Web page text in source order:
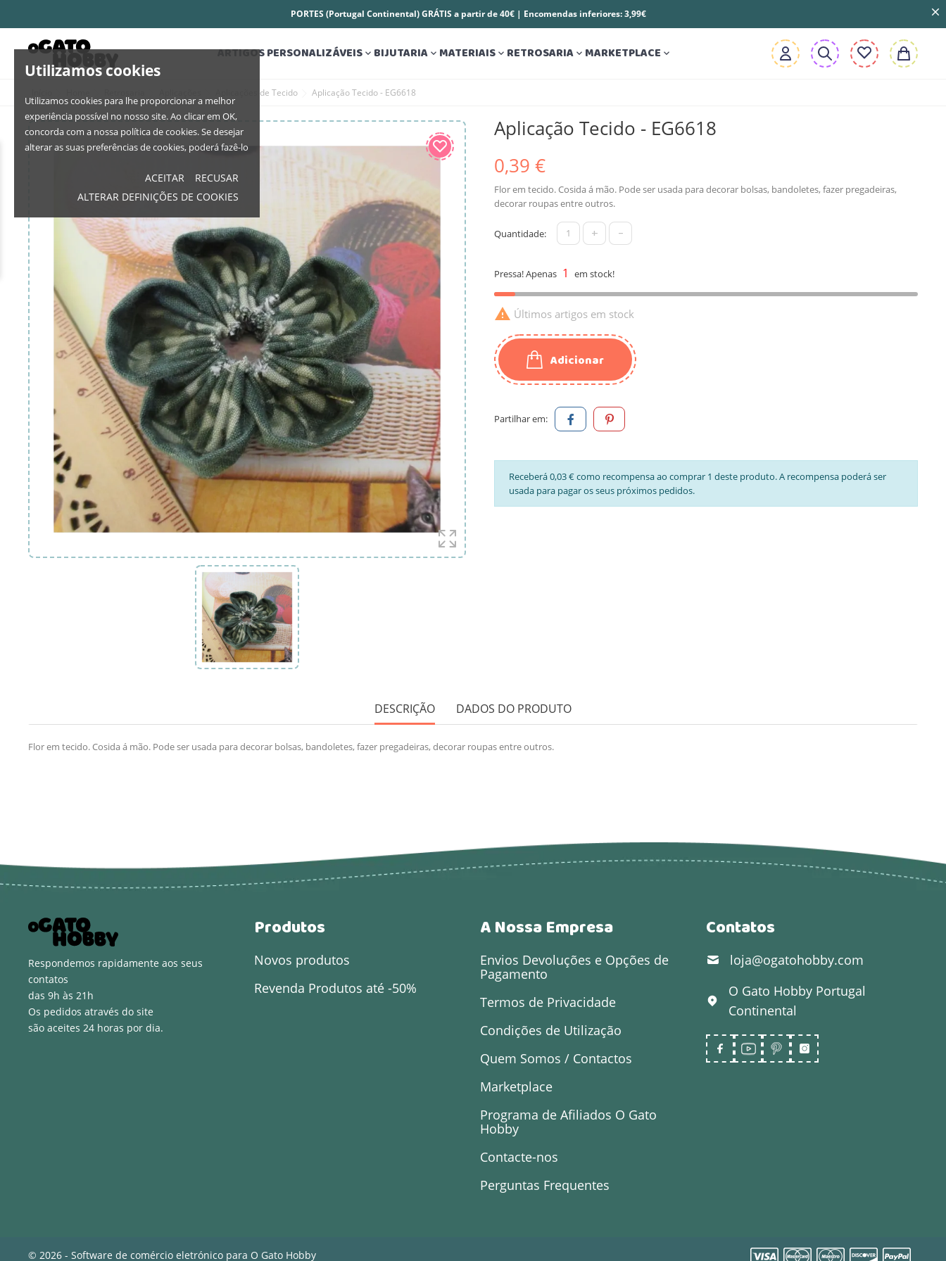
Utilizamos cookies
Utilizamos cookies para lhe proporcionar a melhor
experiência possível no nosso site. Ao clicar em OK,
concorda com a nossa política de cookies. Se desejar
alterar as suas preferências de cookies, poderá fazê-lo
ACEITAR
RECUSAR
ALTERAR DEFINIÇÕES DE COOKIES
PORTES (Portugal Continental) GRÁTIS a partir de 40€ | Encomendas inferiores: 3,99€
ARTIGOS PERSONALIZÁVEIS BIJUTARIA MATERIAIS RETROSARIA MARKETPLACE 
Aplicações de Tecido Aplicação Tecido - EG6618
Aplicação Tecido - EG6618
0,39 €
Flor em tecido. Cosida á mão. Pode ser usada para decorar bolsas, bandoletes, fazer pregadeiras,
decorar roupas entre outros.
Quantidade: + -
Pressa! Apenas 1 em stock!
 Últimos artigos em stock
Adicionar
Partilhar em:
Receberá 0,03 € como recompensa ao comprar 1 deste produto. A recompensa poderá ser
usada para pagar os seus próximos pedidos.
DESCRIÇÃO DADOS DO PRODUTO
Flor em tecido. Cosida á mão. Pode ser usada para decorar bolsas, bandoletes, fazer pregadeiras, decorar roupas entre outros.
Respondemos rapidamente aos seus
contatos
das 9h às 21h
Os pedidos através do site
são aceites 24 horas por dia.
Produtos
Novos produtos
Revenda Produtos até -50%
A Nossa Empresa
Envios Devoluções e Opções de
Pagamento
Termos de Privacidade
Condições de Utilização
Quem Somos / Contactos
Marketplace
Programa de Afiliados O Gato
Hobby
Contacte-nos
Perguntas Frequentes
Contatos
loja@ogatohobby.com
O Gato Hobby Portugal
Continental
© 2026 - Software de comércio eletrónico para O Gato Hobby